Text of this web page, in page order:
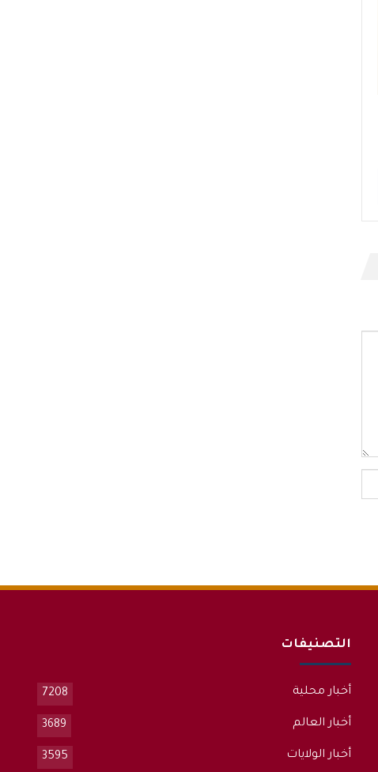
التصنيفات
أخبار محلية 7208
أخبار العالم 3689
أخبار الولايات 3595